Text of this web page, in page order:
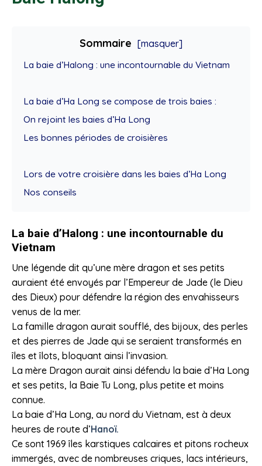
Sommaire [masquer]
La baie d’Halong : une incontournable du Vietnam
La baie d’Ha Long se compose de trois baies :
On rejoint les baies d’Ha Long
Les bonnes périodes de croisières
Lors de votre croisière dans les baies d’Ha Long
Nos conseils
La baie d’Halong : une incontournable du
Vietnam
Une légende dit qu’une mère dragon et ses petits
auraient été envoyés par l’Empereur de Jade (le Dieu
des Dieux) pour défendre la région des envahisseurs
venus de la mer.
La famille dragon aurait soufflé, des bijoux, des perles
et des pierres de Jade qui se seraient transformés en
îles et îlots, bloquant ainsi l’invasion.
La mère Dragon aurait ainsi défendu la baie d’Ha Long
et ses petits, la Baie Tu Long, plus petite et moins
connue.
La baie d’Ha Long, au nord du Vietnam, est à deux
heures de route d’Hanoï.
Ce sont 1969 îles karstiques calcaires et pitons rocheux
immergés, avec de nombreuses criques, lacs intérieurs,